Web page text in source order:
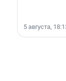
5 августа,